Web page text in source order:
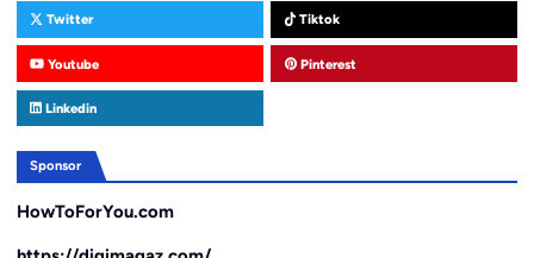
Twitter Tiktok
Youtube Pinterest
Linkedin
Sponsor
HowToForYou.com